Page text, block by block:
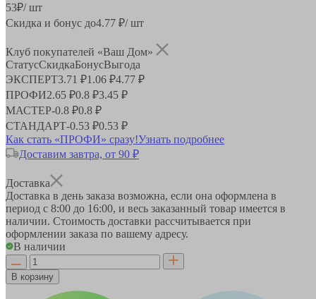
53₽/ шт
Скидка и бонус до4.77 ₽/ шт
Клуб покупателей «Ваш Дом»
СтатусСкидкаБонусВыгода
ЭКСПЕРТ3.71 ₽1.06 ₽4.77 ₽
ПРОФИ2.65 ₽0.8 ₽3.45 ₽
МАСТЕР-0.8 ₽0.8 ₽
СТАНДАРТ-0.53 ₽0.53 ₽
Как стать «ПРОФИ» сразу!Узнать подробнее
Доставим завтра, от 90 ₽
Доставка
Доставка в день заказа возможна, если она оформлена в
период с 8:00 до 16:00, и весь заказанный товар имеется в
наличии. Стоимость доставки рассчитывается при
оформлении заказа по вашему адресу.
В наличии
В корзину